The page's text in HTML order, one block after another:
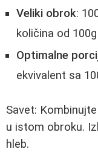
Veliki obrok:
količina od
Optimalne
ekvivalent sa
Savet:
u istom obroku.
hleb.